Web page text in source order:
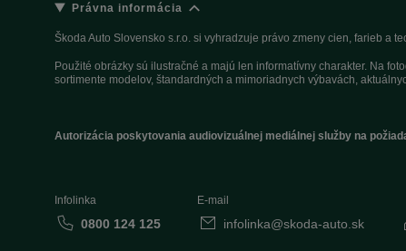
Právna informácia
Škoda Auto Slovensko s.r.o. si vyhradzuje právo zmeny cien, farieb a
Použité obrázky sú ilustračné a majú len informatívny charakter. Na
sortimente modelov, štandardných a mimoriadnych výbavách,
Autorizácia poskytovania audiovizuálnej mediálnej služby na
Infolinka
0800 124 125
E-mail
infolinka@skoda-auto.sk